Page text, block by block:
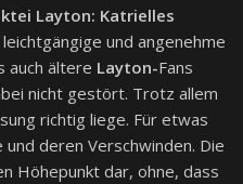
Layton: Katrielles
und angenehme
auch ältere Layton-Fans
nicht gestört. Trotz allem
richtig liege. Für etwas
deren Verschwinden. Die
Höhepunkt dar, ohne, dass